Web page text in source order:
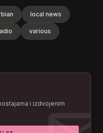
local news
various
i izdvojenim